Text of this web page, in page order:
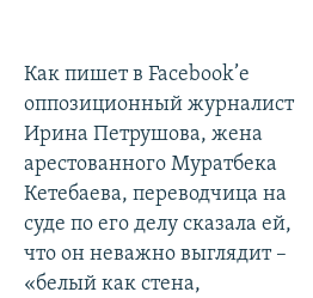
Как пишет в Facebook’е
оппозиционный журналист
Ирина Петрушова, жена
арестованного Муратбека
Кетебаева, переводчица на
суде по его делу сказала ей,
что он неважно выглядит –
«белый как стена,